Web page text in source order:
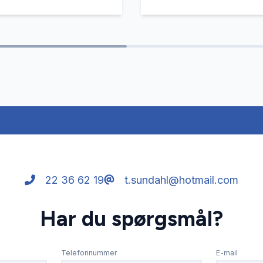
22 36 62 19 t.sundahl@hotmail.com
Har du spørgsmål?
Telefonnummer E-mail